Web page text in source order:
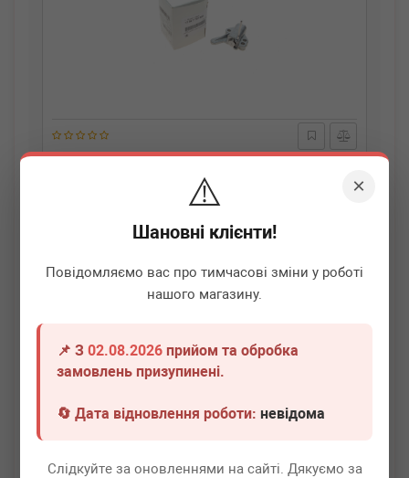
×
⚠️
Шановні клієнти!
Повідомляємо вас про тимчасові зміни у роботі
нашого магазину.
📌 З02.08.2026 прийом та обробка
замовлень призупинені.
🔄 Дата відновлення роботи:невідома
Слідкуйте за оновленнями на сайті. Дякуємо за
BMW 13527797905
Натяжник ланцюга ГРМ BMW 3 (F30/F80)/5 (F10) 08-
Термін 1 дн.
3 470
В кошик